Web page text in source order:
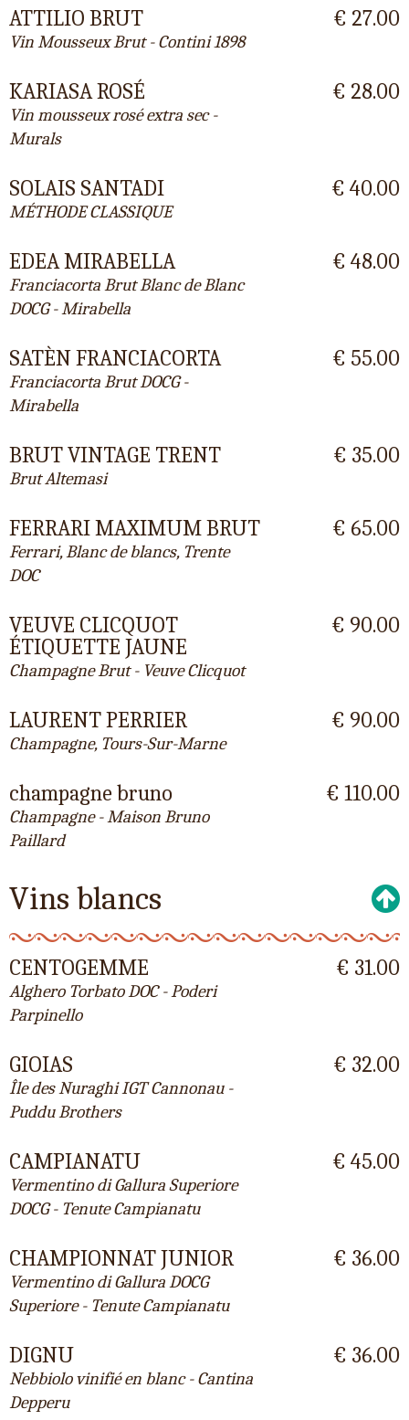
ATTILIO BRUT
Vin Mousseux Brut - Contini 1898
€ 27.00
KARIASA ROSÉ
Vin mousseux rosé extra sec -
Murals
€ 28.00
SOLAIS SANTADI
MÉTHODE CLASSIQUE
€ 40.00
EDEA MIRABELLA
Franciacorta Brut Blanc de Blanc
DOCG - Mirabella
€ 48.00
SATÈN FRANCIACORTA
Franciacorta Brut DOCG -
Mirabella
€ 55.00
BRUT VINTAGE TRENT
Brut Altemasi
€ 35.00
FERRARI MAXIMUM BRUT
Ferrari, Blanc de blancs, Trente
DOC
€ 65.00
VEUVE CLICQUOT
ÉTIQUETTE JAUNE
Champagne Brut - Veuve Clicquot
€ 90.00
LAURENT PERRIER
Champagne, Tours-Sur-Marne
€ 90.00
champagne bruno
Champagne - Maison Bruno
Paillard
€ 110.00
Vins blancs
CENTOGEMME
Alghero Torbato DOC - Poderi
Parpinello
€ 31.00
GIOIAS
Île des Nuraghi IGT Cannonau -
Puddu Brothers
€ 32.00
CAMPIANATU
Vermentino di Gallura Superiore
DOCG - Tenute Campianatu
€ 45.00
CHAMPIONNAT JUNIOR
Vermentino di Gallura DOCG
Superiore - Tenute Campianatu
€ 36.00
DIGNU
Nebbiolo vinifié en blanc - Cantina
Depperu
€ 36.00